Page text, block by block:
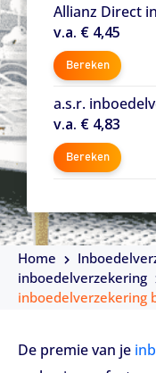
Allianz Direct
v.a. € 4,45
Bereken
a.s.r.
v.a. € 4,83
Bereken
Home
inboedelverzekering
inboedelverzekering
De premie van je